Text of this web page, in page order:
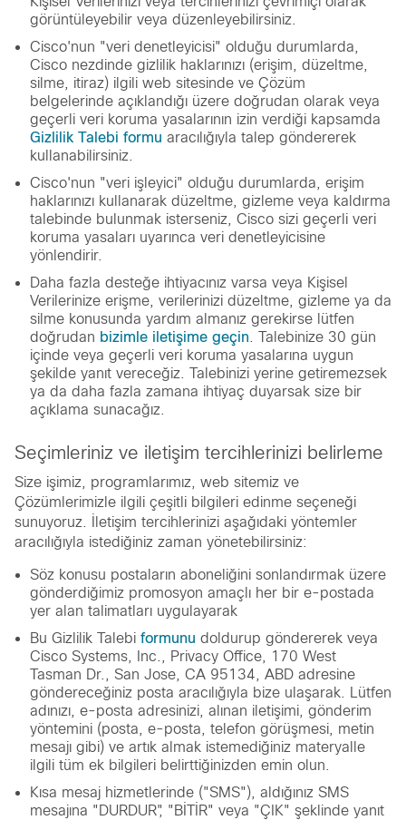
görüntüleyebilir veya düzenleyebilirsiniz.
Cisco'nun "veri denetleyicisi" olduğu durumlarda,
Cisco nezdinde gizlilik haklarınızı (erişim, düzeltme,
silme, itiraz) ilgili web sitesinde ve Çözüm
belgelerinde açıklandığı üzere doğrudan olarak veya
geçerli veri koruma yasalarının izin verdiği kapsamda
Gizlilik Talebi formu aracılığıyla talep göndererek
kullanabilirsiniz.
Cisco'nun "veri işleyici" olduğu durumlarda, erişim
haklarınızı kullanarak düzeltme, gizleme veya kaldırma
talebinde bulunmak isterseniz, Cisco sizi geçerli veri
koruma yasaları uyarınca veri denetleyicisine
yönlendirir.
Daha fazla desteğe ihtiyacınız varsa veya Kişisel
Verilerinize erişme, verilerinizi düzeltme, gizleme ya da
silme konusunda yardım almanız gerekirse lütfen
doğrudan bizimle iletişime geçin . Talebinize 30 gün
içinde veya geçerli veri koruma yasalarına uygun
şekilde yanıt vereceğiz. Talebinizi yerine getiremezsek
ya da daha fazla zamana ihtiyaç duyarsak size bir
açıklama sunacağız.
Seçimleriniz ve iletişim tercihlerinizi belirleme
Size işimiz, programlarımız, web sitemiz ve
Çözümlerimizle ilgili çeşitli bilgileri edinme seçeneği
sunuyoruz. İletişim tercihlerinizi aşağıdaki yöntemler
aracılığıyla istediğiniz zaman yönetebilirsiniz:
Söz konusu postaların aboneliğini sonlandırmak üzere
gönderdiğimiz promosyon amaçlı her bir e-postada
yer alan talimatları uygulayarak
Bu Gizlilik Talebi formunu doldurup göndererek veya
Cisco Systems, Inc., Privacy Office, 170 West
Tasman Dr., San Jose, CA 95134, ABD adresine
göndereceğiniz posta aracılığıyla bize ulaşarak. Lütfen
adınızı, e-posta adresinizi, alınan iletişimi, gönderim
yöntemini (posta, e-posta, telefon görüşmesi, metin
mesajı gibi) ve artık almak istemediğiniz materyalle
ilgili tüm ek bilgileri belirttiğinizden emin olun.
Kısa mesaj hizmetlerinde ("SMS"), aldığınız SMS
mesajına "DURDUR", "BİTİR" veya "ÇIK" şeklinde yanıt